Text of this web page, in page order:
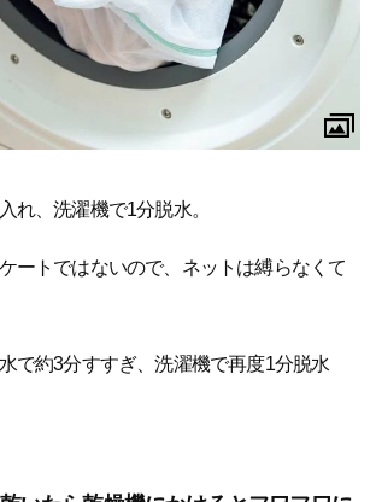
れ、洗濯機で1分脱水。
ートではないので、ネットは縛らなくて
で約3分すすぎ、洗濯機で再度1分脱水